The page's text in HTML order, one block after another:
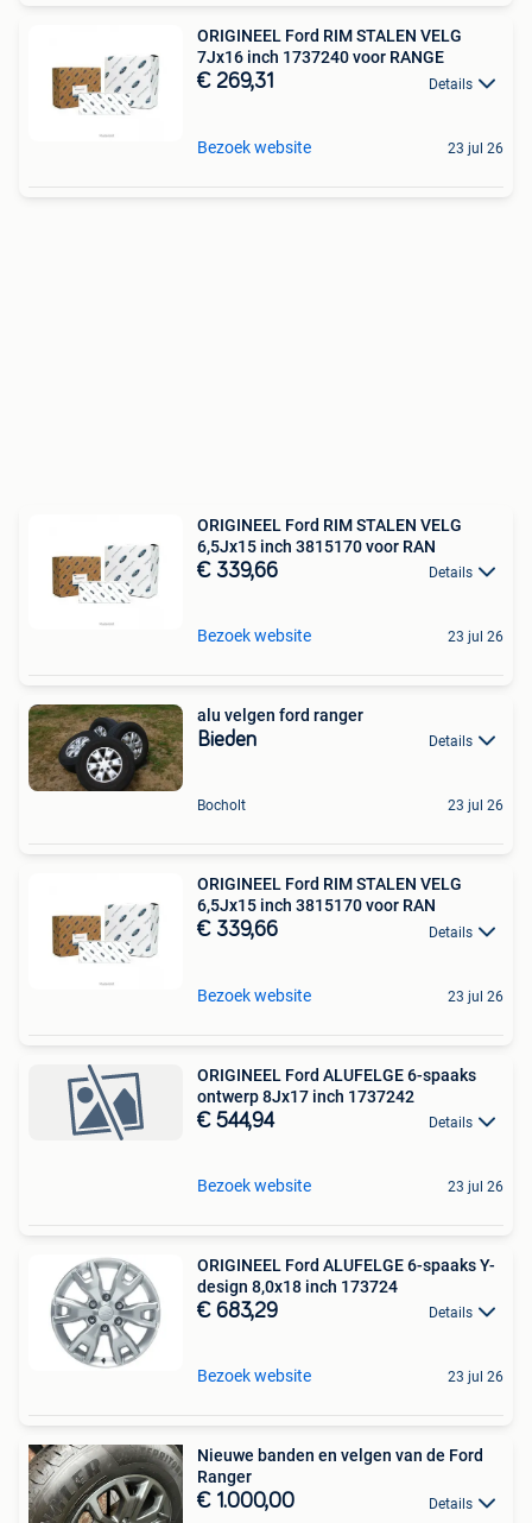
ORIGINEEL Ford RIM STALEN VELG
7Jx16 inch 1737240 voor RANGE
€ 269,31 Details
Bezoek website 23 jul 26
ORIGINEEL Ford RIM STALEN VELG
6,5Jx15 inch 3815170 voor RAN
€ 339,66 Details
Bezoek website 23 jul 26
alu velgen ford ranger
Bieden Details
Bocholt 23 jul 26
ORIGINEEL Ford RIM STALEN VELG
6,5Jx15 inch 3815170 voor RAN
€ 339,66 Details
Bezoek website 23 jul 26
ORIGINEEL Ford ALUFELGE 6-spaaks
ontwerp 8Jx17 inch 1737242
€ 544,94 Details
Bezoek website 23 jul 26
ORIGINEEL Ford ALUFELGE 6-spaaks Y-
design 8,0x18 inch 173724
€ 683,29 Details
Bezoek website 23 jul 26
Nieuwe banden en velgen van de Ford
Ranger
€ 1.000,00 Details